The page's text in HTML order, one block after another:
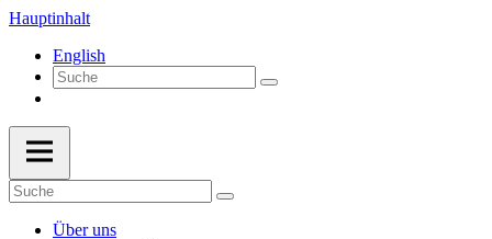
Hauptinhalt
English
Über uns